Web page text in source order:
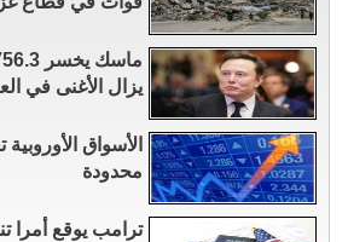
يزال الأغنى في
الأسواق
محدودة
ترامب يوقع أمرا